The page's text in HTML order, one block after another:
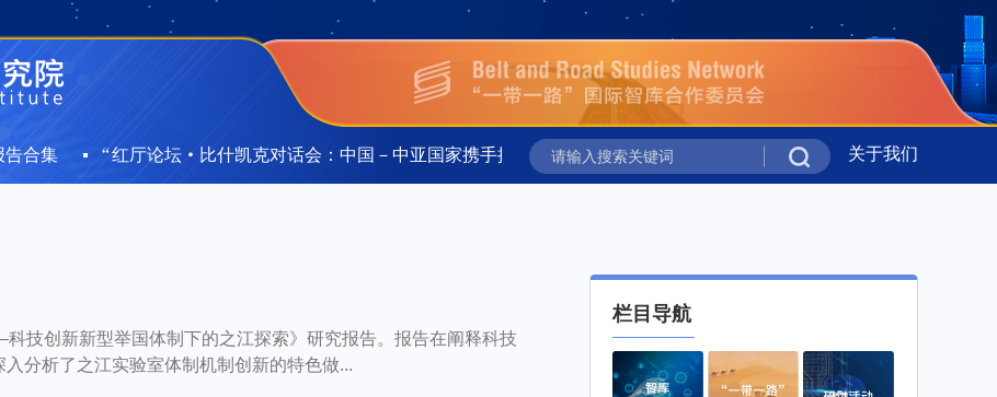
集 “红厅论坛·比什凯克对话会：中国－中亚国家携手推进落实全球治理倡议”在吉尔吉斯斯坦举行 新华时评丨携手
关于我们
技创新新型举国体制下的之江探索》研究报告。报告在阐释科技
分析了之江实验室体制机制创新的特色做...
栏目导航